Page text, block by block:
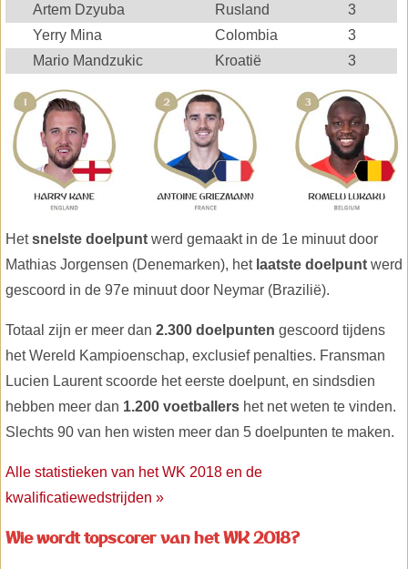
Artem Dzyuba
Rusland
3
Yerry Mina
Colombia
3
Mario Mandzukic
Kroatië 3
Hetsnelste doelpunt werd gemaakt in de 1e minuut door
Mathias Jorgensen (Denemarken), het laatste doelpunt werd
gescoord in de 97e minuut door Neymar (Brazilië).
Totaal zijn er meer dan 2.300 doelpunten gescoord tijdens
het Wereld Kampioenschap, exclusief penalties. Fransman
Lucien Laurent scoorde het eerste doelpunt, en sindsdien
hebben meer dan 1.200 voetballers het net weten te vinden.
Slechts 90 van hen wisten meer dan 5 doelpunten te maken.
Alle statistieken van het WK 2018 en de
kwalificatiewedstrijden »
Wie wordt topscorer van het WK 2018?